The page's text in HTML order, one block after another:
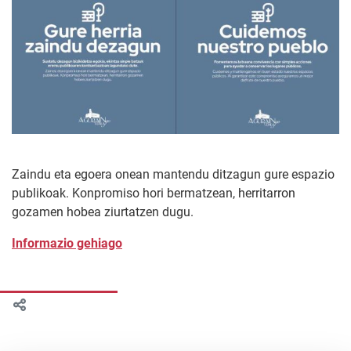
Zaindu eta egoera onean mantendu ditzagun gure espazio
publikoak. Konpromiso hori bermatzean, herritarron
gozamen hobea ziurtatzen dugu.
Informazio gehiago